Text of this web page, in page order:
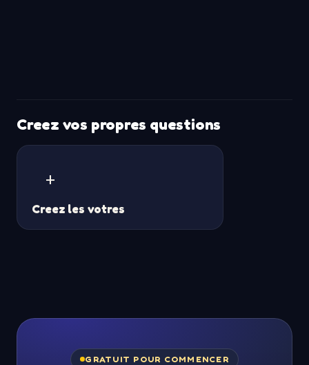
Creez vos propres questions
+
Creez les votres
GRATUIT POUR COMMENCER